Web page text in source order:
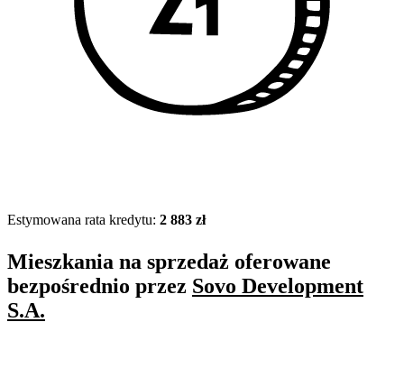
Estymowana rata kredytu: 2 883 zł
Mieszkania na sprzedaż oferowane
bezpośrednio przez Sovo Development
S.A.